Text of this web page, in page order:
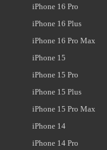
iPhone 16 Pro
iPhone 16 Plus
iPhone 16 Pro Max
iPhone 15
iPhone 15 Pro
iPhone 15 Plus
iPhone 15 Pro Max
iPhone 14
iPhone 14 Pro